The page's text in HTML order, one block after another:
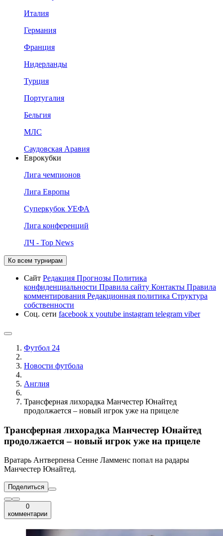
Италия
Германия
Франция
Нидерланды
Турция
Португалия
Бельгия
МЛС
Саудовская Аравия
Еврокубки
Лига чемпионов
Лига Европы
Суперкубок УЕФА
Лига конференций
ЛЧ - Top News
Ко всем турнирам
Сайт Редакция Прогнозы Политика
конфиденциальности Правила сайту Контакты Правила
комментирования Редакционная политика Структура
собственности
Соц. сети facebook x youtube instagram telegram viber
Футбол 24
Новости футбола
Англия
Трансферная лихорадка Манчестер Юнайтед
продолжается – новый игрок уже на прицеле
Трансферная лихорадка Манчестер Юнайтед
продолжается – новый игрок уже на прицеле
Вратарь Антверпена Сенне Ламменс попал на радары
Манчестер Юнайтед.
Поделиться
0
комментарии